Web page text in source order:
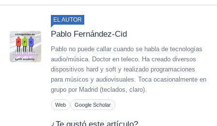
EL AUTOR
Pablo Fernández-Cid
Pablo no puede callar cuando se habla de tecnologías
audio/música. Doctor en teleco. Ha creado diversos
dispositivos hard y soft y realizado programaciones
para músicos y audiovisuales. Toca ocasionalmente en
grupo por Madrid (teclados, claro).
Web Google Scholar